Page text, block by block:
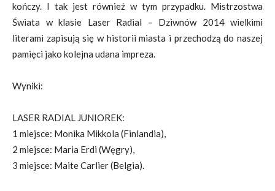
kończy. I tak jest również w tym przypadku. Mistrzostwa
Świata w klasie Laser Radial – Dziwnów 2014 wielkimi
literami zapisują się w historii miasta i przechodzą do naszej
pamięci jako kolejna udana impreza.
Wyniki:
LASER RADIAL JUNIOREK:
1 miejsce: Monika Mikkola (Finlandia),
2 miejsce: Maria Erdi (Węgry),
3 miejsce: Maite Carlier (Belgia).